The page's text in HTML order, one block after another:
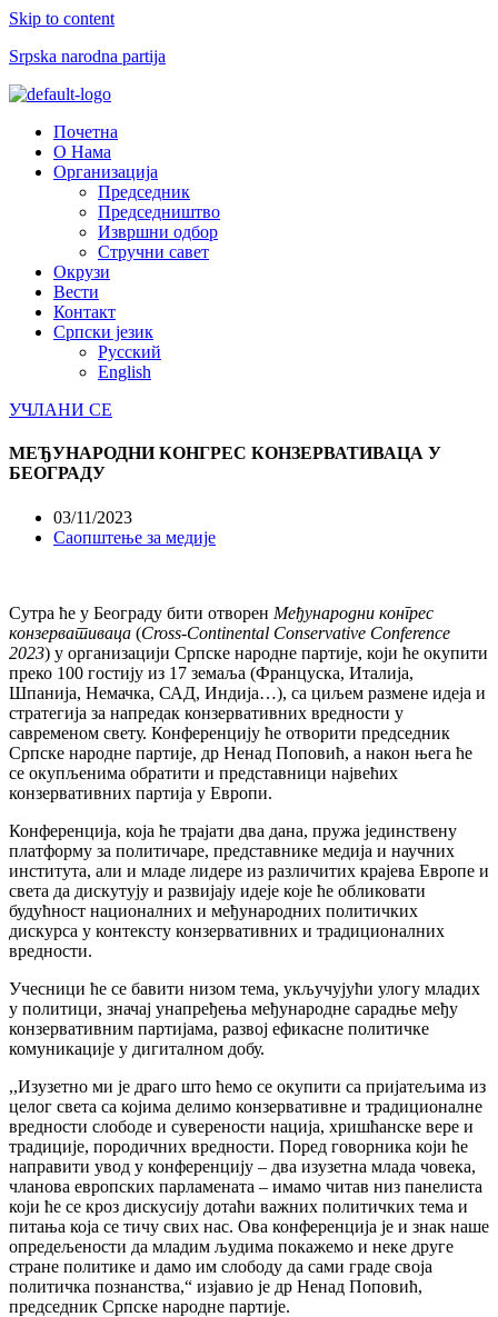
Skip to content
Srpska narodna partija
Menu
Почетна
О Нама
Организација
Председник
Председништво
Извршни одбор
Стручни савет
Окрузи
Вести
Контакт
Српски језик
Русский
English
УЧЛАНИ СЕ
МЕЂУНАРОДНИ КОНГРЕС КОНЗЕРВАТИВАЦА У
БЕОГРАДУ
03/11/2023
Саопштење за медије
Сутра ће у Београду бити отворен Међународни конгрес
конзервативаца (Cross-Continental Conservative Conference
2023) у организацији Српске народне партије, који ће окупити
преко 100 гостију из 17 земаља (Француска, Италија,
Шпанија, Немачка, САД, Индија…), са циљем размене идеја и
стратегија за напредак конзервативних вредности у
савременом свету. Конференцију ће отворити председник
Српске народне партије, др Ненад Поповић, а након њега ће
се окупљенима обратити и представници највећих
конзервативних партија у Европи.
Конференција, која ће трајати два дана, пружа јединствену
платформу за политичаре, представнике медија и научних
института, али и младе лидере из различитих крајева Европе и
света да дискутују и развијају идеје које ће обликовати
будућност националних и међународних политичких
дискурса у контексту конзервативних и традиционалних
вредности.
Учесници ће се бавити низом тема, укључујући улогу младих
у политици, значај унапређења међународне сарадње међу
конзервативним партијама, развој ефикасне политичке
комуникације у дигиталном добу.
,,Изузетно ми је драго што ћемо се окупити са пријатељима из
целог света са којима делимо конзервативне и традиционалне
вредности слободе и суверености нација, хришћанске вере и
традиције, породичних вредности. Поред говорника који ће
направити увод у конференцију – два изузетна млада човека,
чланова европских парламената – имамо читав низ панелиста
који ће се кроз дискусију дотаћи важних политичких тема и
питања која се тичу свих нас. Ова конференција је и знак наше
опредељености да младим људима покажемо и неке друге
стране политике и дамо им слободу да сами граде своја
политичка познанства,“ изјавио је др Ненад Поповић,
председник Српске народне партије.